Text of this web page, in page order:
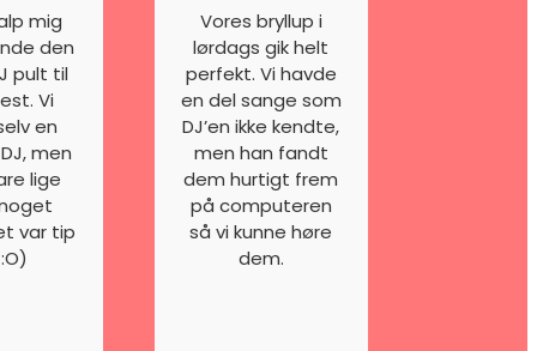
mig
den
pult til
Vi
en
men
lige
var tip
Vores bryllup i
lørdags gik helt
perfekt. Vi havde
en del sange som
DJ’en ikke kendte,
men han fandt
dem hurtigt frem
på computeren
så vi kunne høre
dem.